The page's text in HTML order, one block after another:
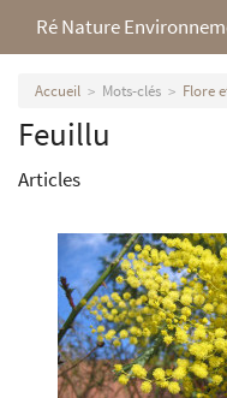
Ré Nature
L’association
Milieux rétais
Accueil Mots-clés Flore
Feuillu
Articles